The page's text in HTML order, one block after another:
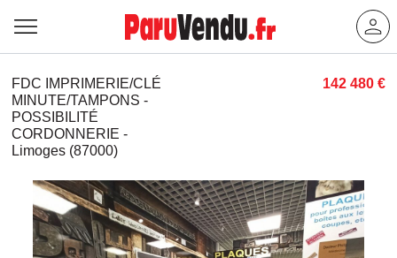
FDC IMPRIMERIE/CLÉ
MINUTE/TAMPONS -
POSSIBILITÉ
CORDONNERIE -
Limoges (87000)
142 480 €